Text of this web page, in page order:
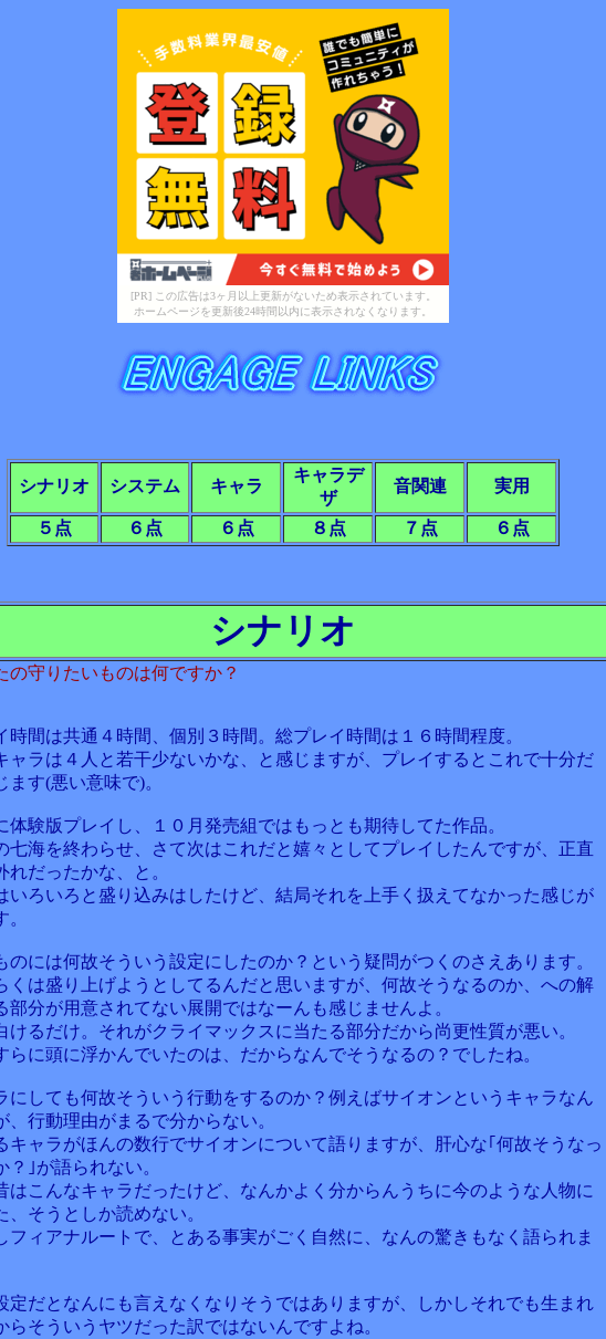
[PR] この広告は3ヶ月以上更新がないため表示されています。
ホームページを更新後24時間以内に表示されなくなります。
シナリオ システム キャラ
キャラデ
ザ
音関連 実用
５点 ６点 ６点 ８点 ７点 ６点
シナリオ
の守りたいものは何ですか？
時間は共通４時間、個別３時間。総プレイ時間は１６時間程度。
ャラは４人と若干少ないかな、と感じますが、プレイするとこれで十分だ
ます(悪い意味で)。
体験版プレイし、１０月発売組ではもっとも期待してた作品。
七海を終わらせ、さて次はこれだと嬉々としてプレイしたんですが、正直
れだったかな、と。
いろいろと盛り込みはしたけど、結局それを上手く扱えてなかった感じが
。
のには何故そういう設定にしたのか？という疑問がつくのさえあります。
くは盛り上げようとしてるんだと思いますが、何故そうなるのか、への解
部分が用意されてない展開ではなーんも感じませんよ。
けるだけ。それがクライマックスに当たる部分だから尚更性質が悪い。
らに頭に浮かんでいたのは、だからなんでそうなるの？でしたね。
にしても何故そういう行動をするのか？例えばサイオンというキャラなん
、行動理由がまるで分からない。
キャラがほんの数行でサイオンについて語りますが、肝心な｢何故そうなっ
？｣が語られない。
はこんなキャラだったけど、なんかよく分からんうちに今のような人物に
、そうとしか読めない。
フィアナルートで、とある事実がごく自然に、なんの驚きもなく語られま
定だとなんにも言えなくなりそうではありますが、しかしそれでも生まれ
らそういうヤツだった訳ではないんですよね。